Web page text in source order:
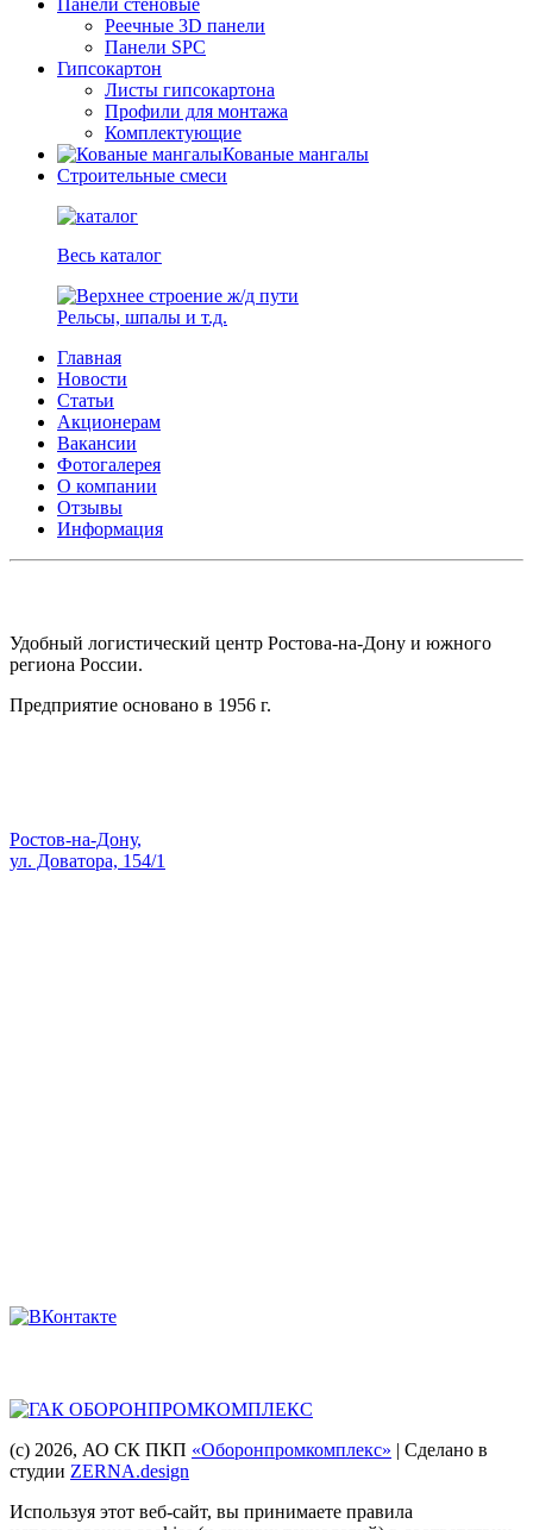
Панели стеновые
Реечные 3D панели
Панели SPC
Гипсокартон
Листы гипсокартона
Профили для монтажа
Комплектующие
Кованые мангалы
Строительные смеси
Весь каталог
Рельсы, шпалы и т.д.
Главная
Новости
Статьи
Акционерам
Вакансии
Фотогалерея
О компании
Отзывы
Информация
Удобный логистический центр Ростова-на-Дону и южного
региона России.
Предприятие основано в 1956 г.
Ростов-на-Дону,
ул. Доватора, 154/1
(с) 2026, АО СК ПКП «Оборонпромкомплекс» | Сделано в
студии ZERNA.design
Используя этот веб-сайт, вы принимаете правила